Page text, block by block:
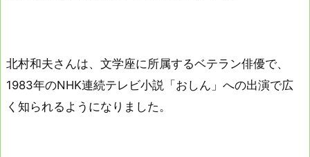
北村和夫さんは、文学座に所属するベテラン俳優で、
1983年のNHK連続テレビ小説「おしん」への出演で広
く知られるようになりました。